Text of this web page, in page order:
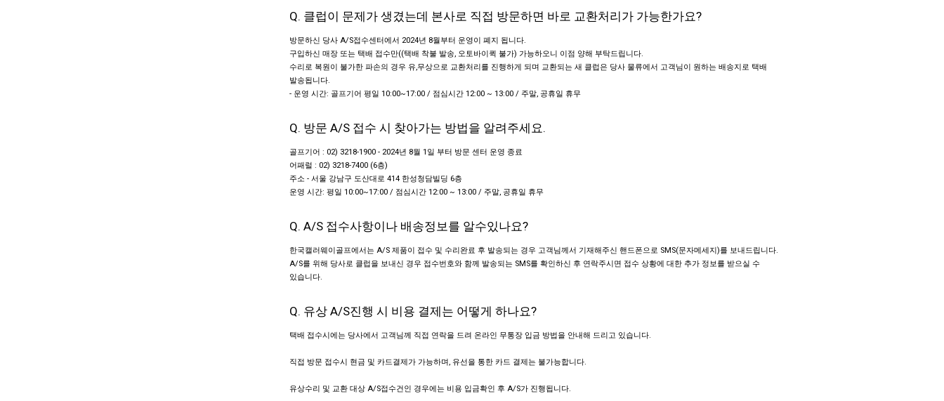
Q. 클럽이 문제가 생겼는데 본사로 직접 방문하면 바로 교환처리가 가능한가요?
방문하신 당사 A/S접수센터에서 2024년 8월부터 운영이 폐지 됩니다.
구입하신 매장 또는 택배 접수만((택배 착불 발송, 오토바이퀵 불가) 가능하오니 이점 양해 부탁드립니다.
수리로 복원이 불가한 파손의 경우 유,무상으로 교환처리를 진행하게 되며 교환되는 새 클럽은 당사 물류에서 고객님이 원하는 배송지로 택배
발송됩니다.
- 운영 시간: 골프기어 평일 10:00~17:00 / 점심시간 12:00 ~ 13:00 / 주말, 공휴일 휴무
Q. 방문 A/S 접수 시 찾아가는 방법을 알려주세요.
골프기어 : 02) 3218-1900 - 2024년 8월 1일 부터 방문 센터 운영 종료
어패럴 : 02) 3218-7400 (6층)
주소 - 서울 강남구 도산대로 414 한성청담빌딩 6층
운영 시간: 평일 10:00~17:00 / 점심시간 12:00 ~ 13:00 / 주말, 공휴일 휴무
Q. A/S 접수사항이나 배송정보를 알수있나요?
한국캘러웨이골프에서는 A/S 제품이 접수 및 수리완료 후 발송되는 경우 고객님께서 기재해주신 핸드폰으로 SMS(문자메세지)를 보내드립니다.
A/S를 위해 당사로 클럽을 보내신 경우 접수번호와 함께 발송되는 SMS를 확인하신 후 연락주시면 접수 상황에 대한 추가 정보를 받으실 수
있습니다.
Q. 유상 A/S진행 시 비용 결제는 어떻게 하나요?
택배 접수시에는 당사에서 고객님께 직접 연락을 드려 온라인 무통장 입금 방법을 안내해 드리고 있습니다.
직접 방문 접수시 현금 및 카드결제가 가능하며, 유선을 통한 카드 결제는 불가능합니다.
유상수리 및 교환 대상 A/S접수건인 경우에는 비용 입금확인 후 A/S가 진행됩니다.